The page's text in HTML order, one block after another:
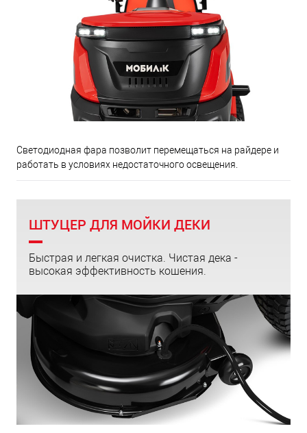
Светодиодная фара позволит перемещаться на райдере и
работать в условиях недостаточного освещения.
ШТУЦЕР ДЛЯ МОЙКИ ДЕКИ
Быстрая и легкая очистка. Чистая дека -
высокая эффективность кошения.